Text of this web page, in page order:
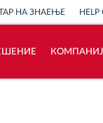
НА ЗНАЕЊЕ HELP